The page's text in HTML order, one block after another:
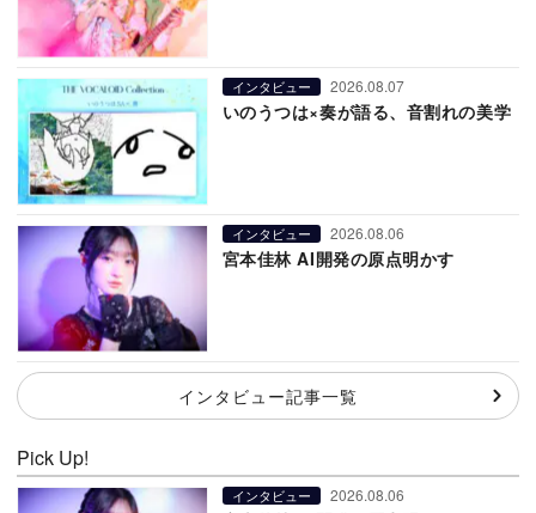
インタビュー 2026.08.07
いのうつは×奏が語る、音割れの美学
インタビュー 2026.08.06
宮本佳林 AI開発の原点明かす
インタビュー記事一覧
Pick Up!
インタビュー 2026.08.06